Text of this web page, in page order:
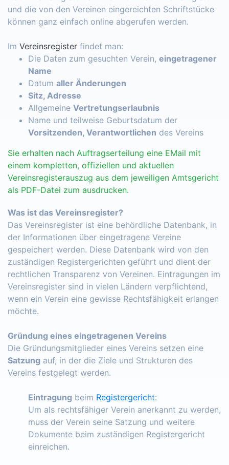
und die von den Vereinen eingereichten Schriftstücke
können ganz einfach online abgerufen werden.
Im Vereinsregister findet man:
Die Daten zum gesuchten Verein, eingetragener
Name
Datum aller Änderungen
Sitz, Adresse
Allgemeine Vertretungserlaubnis
Name und teilweise Geburtsdatum der
Vorsitzenden, Verantwortlichen des Vereins
Sie erhalten nach Auftragserteilung eine EMail mit
einem kompletten, offiziellen und aktuellen
Vereinsregisterauszug aus dem jeweiligen Amtsgericht
als PDF-Datei zum ausdrucken.
Was ist das Vereinsregister?
Das Vereinsregister ist eine behördliche Datenbank, in
der Informationen über eingetragene Vereine
gespeichert werden. Diese Datenbank wird von den
zuständigen Registergerichten geführt und dient der
rechtlichen Transparenz von Vereinen. Eintragungen im
Vereinsregister sind in vielen Ländern verpflichtend,
wenn ein Verein eine gewisse Rechtsfähigkeit erlangen
möchte.
Gründung eines eingetragenen Vereins
Die Gründungsmitglieder eines Vereins setzen eine
Satzung auf, in der die Ziele und Strukturen des
Vereins festgelegt werden.
Eintragung beim Registergericht:
Um als rechtsfähiger Verein anerkannt zu werden,
muss der Verein seine Satzung und weitere
Dokumente beim zuständigen Registergericht
einreichen.